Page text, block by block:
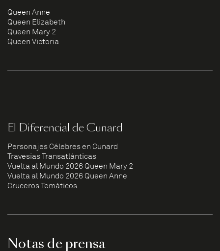
Queen Anne
Queen Elizabeth
Queen Mary 2
Queen Victoria
El Diferencial de Cunard
Personajes Célebres en Cunard
Travesías Transatlánticas
Vuelta al Mundo 2026 Queen Mary 2
Vuelta al Mundo 2026 Queen Anne
Cruceros Temáticos
Notas de prensa